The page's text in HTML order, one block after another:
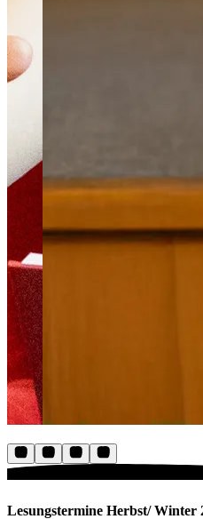
Lesungstermine Herbst/ Winter